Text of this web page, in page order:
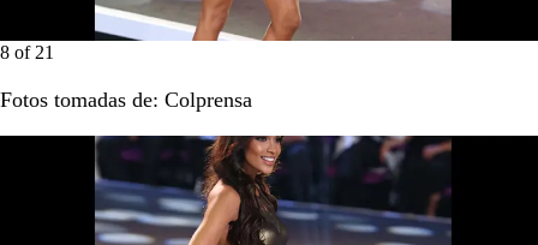
8 of 21
Fotos tomadas de: Colprensa